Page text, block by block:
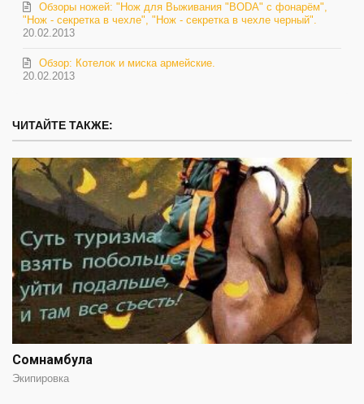
20.02.2013
Обзоры ножей: "Нож для Выживания "BODA" с фонарём",
"Нож - секретка в чехле", "Нож - секретка в чехле черный".
20.02.2013
Обзор: Котелок и миска армейские.
ЧИТАЙТЕ ТАКЖЕ:
Сомнамбула
Экипировка